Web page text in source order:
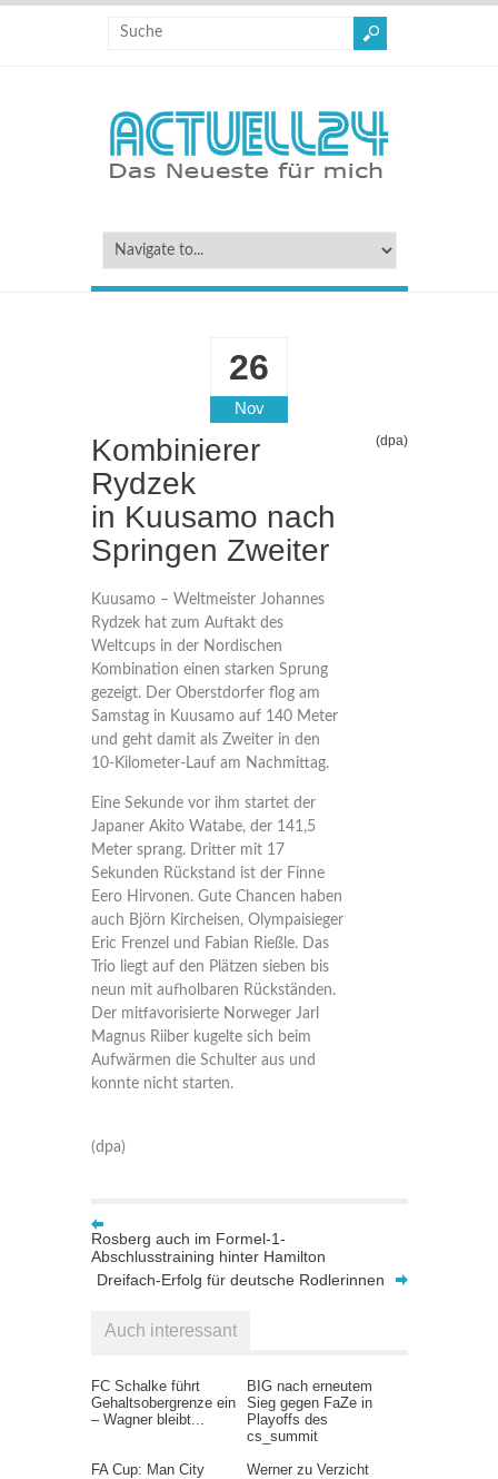
26
Nov
Kombinierer
Rydzek
in Kuusamo nach
Springen Zweiter
(dpa)
Kuusamo – Weltmeister Johannes
Rydzek hat zum Auftakt des
Weltcups in der Nordischen
Kombination einen starken Sprung
gezeigt. Der Oberstdorfer flog am
Samstag in Kuusamo auf 140 Meter
und geht damit als Zweiter in den
10-Kilometer-Lauf am Nachmittag.
Eine Sekunde vor ihm startet der
Japaner Akito Watabe, der 141,5
Meter sprang. Dritter mit 17
Sekunden Rückstand ist der Finne
Eero Hirvonen. Gute Chancen haben
auch Björn Kircheisen, Olympaisieger
Eric Frenzel und Fabian Rießle. Das
Trio liegt auf den Plätzen sieben bis
neun mit aufholbaren Rückständen.
Der mitfavorisierte Norweger Jarl
Magnus Riiber kugelte sich beim
Aufwärmen die Schulter aus und
konnte nicht starten.
(dpa)
Rosberg auch im Formel-1-
Abschlusstraining hinter Hamilton
Dreifach-Erfolg für deutsche Rodlerinnen
Auch interessant
FC Schalke führt
Gehaltsobergrenze ein
– Wagner bleibt...
BIG nach erneutem
Sieg gegen FaZe in
Playoffs des
cs_summit
FA Cup: Man City
Werner zu Verzicht